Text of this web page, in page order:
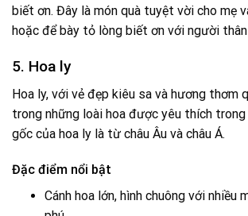
biết ơn. Đây là món quà tuyệt vời cho mẹ
hoặc để bày tỏ lòng biết ơn với người thân
5. Hoa ly
Hoa ly, với vẻ đẹp kiêu sa và hương thơm
trong những loài hoa được yêu thích
gốc của hoa ly là từ châu Âu và châu Á.
Đặc điểm nổi bật
Cánh hoa lớn, hình chuông với nhiều